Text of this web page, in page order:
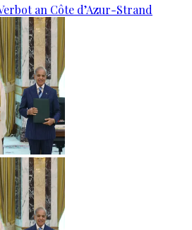
an Côte d’Azur-Strand